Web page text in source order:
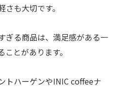
も大切です。
ぎる商品は、満足感がある一
とがあります。
トハーゲンやINIC coffeeナ